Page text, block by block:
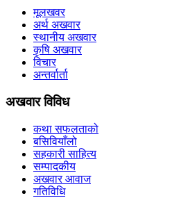
मूलखवर
अर्थ अखवार
स्थानीय अखवार
कृषि अखवार
विचार
अन्तर्वार्ता
अखवार विविध
कथा सफलताको
बसिवियाँलो
सहकारी साहित्य
सम्पादकीय
अखवार आवाज
गतिविधि